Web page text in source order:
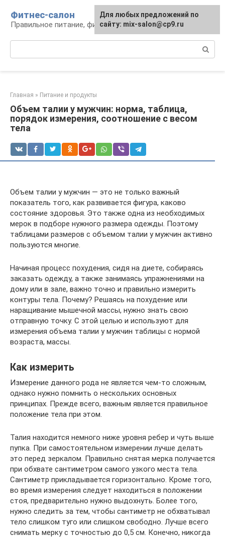
контенту
Фитнес-салон
Правильное питание, фитнес, образ жизни
Главная » Питание и продукты
Объем талии у мужчин: норма, таблица,
порядок измерения, соотношение с весом
тела
Объем талии у мужчин — это не только важный
показатель того, как развивается фигура, каково
состояние здоровья. Это также одна из необходимых
мерок в подборе нужного размера одежды. Поэтому
таблицами размеров с объемом талии у мужчин активно
пользуются многие.
Начиная процесс похудения, сидя на диете, собираясь
заказать одежду, а также занимаясь упражнениями на
дому или в зале, важно точно и правильно измерить
контуры тела. Почему? Решаясь на похудение или
наращивание мышечной массы, нужно знать свою
отправную точку. С этой целью и используют для
измерения объема талии у мужчин таблицы с нормой
возраста, массы.
Как измерить
Измерение данного рода не является чем-то сложным,
однако нужно помнить о нескольких основных
принципах. Прежде всего, важным является правильное
положение тела при этом.
Талия находится немного ниже уровня ребер и чуть выше
пупка. При самостоятельном измерении лучше делать
это перед зеркалом. Правильно снятая мерка получается
при обхвате сантиметром самого узкого места тела.
Сантиметр прикладывается горизонтально. Кроме того,
во время измерения следует находиться в положении
стоя, предварительно нужно выдохнуть. Более того,
нужно следить за тем, чтобы сантиметр не обхватывал
тело слишком туго или слишком свободно. Лучше всего
снимать мерку с точностью до 0,5 см. Конечно, никогда
Для любых предложений по
сайту: mix-salon@cp9.ru